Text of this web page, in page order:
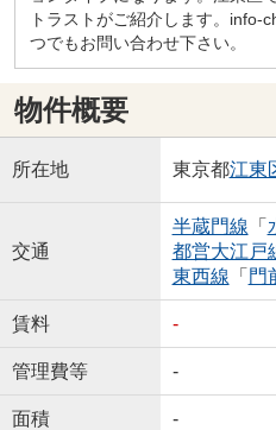
トラストがご紹介します。info-
つでもお問い合わせ下さい。
物件概要
所在地 東京都江東
交通
半蔵門線 「
都営大江戸
東西線 「 門
賃料 -
管理費等 -
面積 -